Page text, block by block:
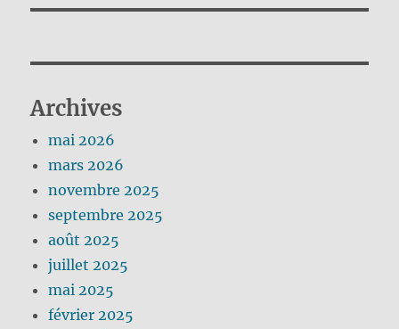
Archives
mai 2026
mars 2026
novembre 2025
septembre 2025
août 2025
juillet 2025
mai 2025
février 2025